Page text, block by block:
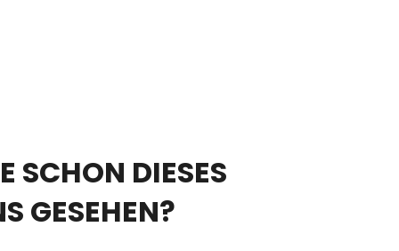
SCHON DIESES
GESEHEN?